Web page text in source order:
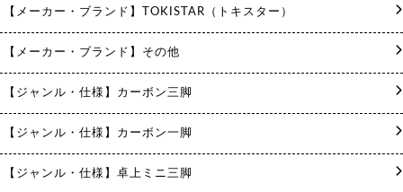
【メーカー・ブランド】TOKISTAR（トキスター）
【メーカー・ブランド】その他
【ジャンル・仕様】カーボン三脚
【ジャンル・仕様】カーボン一脚
【ジャンル・仕様】卓上ミニ三脚